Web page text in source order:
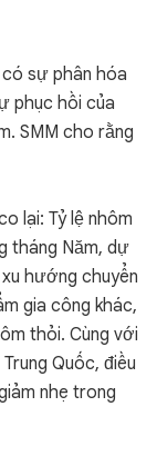
sự phân hóa
phục hồi của
SMM cho rằng
lại: Tỷ lệ nhôm
tháng Năm, dự
hướng chuyển
gia công khác,
thỏi. Cùng với
Quốc, điều
nhẹ trong